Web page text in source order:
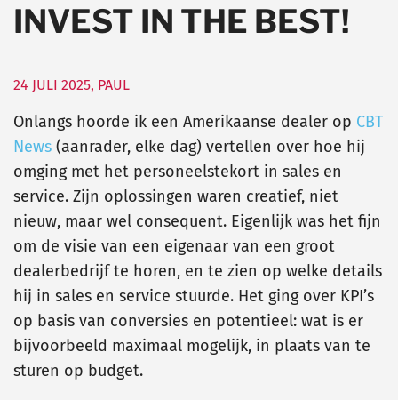
INVEST IN THE BEST!
24 JULI 2025, PAUL
Onlangs hoorde ik een Amerikaanse dealer op CBT
News (aanrader, elke dag) vertellen over hoe hij
omging met het personeelstekort in sales en
service. Zijn oplossingen waren creatief, niet
nieuw, maar wel consequent. Eigenlijk was het fijn
om de visie van een eigenaar van een groot
dealerbedrijf te horen, en te zien op welke details
hij in sales en service stuurde. Het ging over KPI’s
op basis van conversies en potentieel: wat is er
bijvoorbeeld maximaal mogelijk, in plaats van te
sturen op budget.